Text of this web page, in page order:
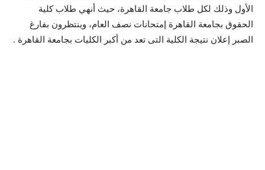
الأول وذلك لكل طلاب جامعة القاهرة، حيث أنهي طلاب كلية
الحقوق بجامعة القاهرة إمتحانات نصف العام، وينتظرون بفارغ
الصبر إعلان نتيجة الكلية التى تعد من أكبر الكليات بجامعة القاهرة .